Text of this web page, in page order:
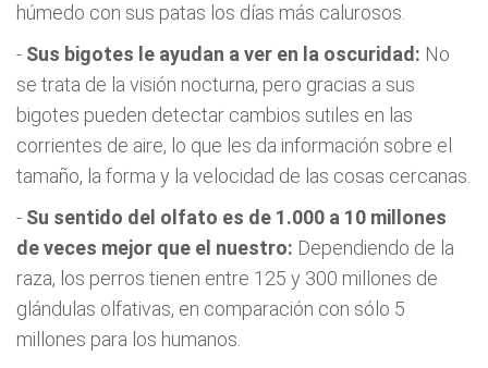
húmedo con sus patas los días más calurosos.
- Sus bigotes le ayudan a ver en la oscuridad: No
se trata de la visión nocturna, pero gracias a sus
bigotes pueden detectar cambios sutiles en las
corrientes de aire, lo que les da información sobre el
tamaño, la forma y la velocidad de las cosas cercanas.
- Su sentido del olfato es de 1.000 a 10 millones
de veces mejor que el nuestro: Dependiendo de la
raza, los perros tienen entre 125 y 300 millones de
glándulas olfativas, en comparación con sólo 5
millones para los humanos.